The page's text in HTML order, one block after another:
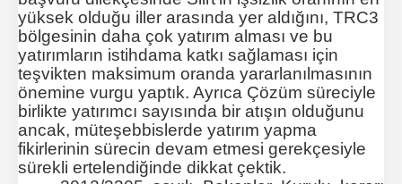
yüksek olduğu iller arasında yer aldığını, TRC3
bölgesinin daha çok yatırım alması ve bu
yatırımların istihdama katkı sağlaması için
teşvikten maksimum oranda yararlanılmasının
önemine vurgu yaptık. Ayrıca Çözüm süreciyle
birlikte yatırımcı sayısında bir atışın olduğunu
ancak, müteşebbislerde yatırım yapma
fikirlerinin sürecin devam etmesi gerekçesiyle
sürekli ertelendiğinde dikkat çektik.